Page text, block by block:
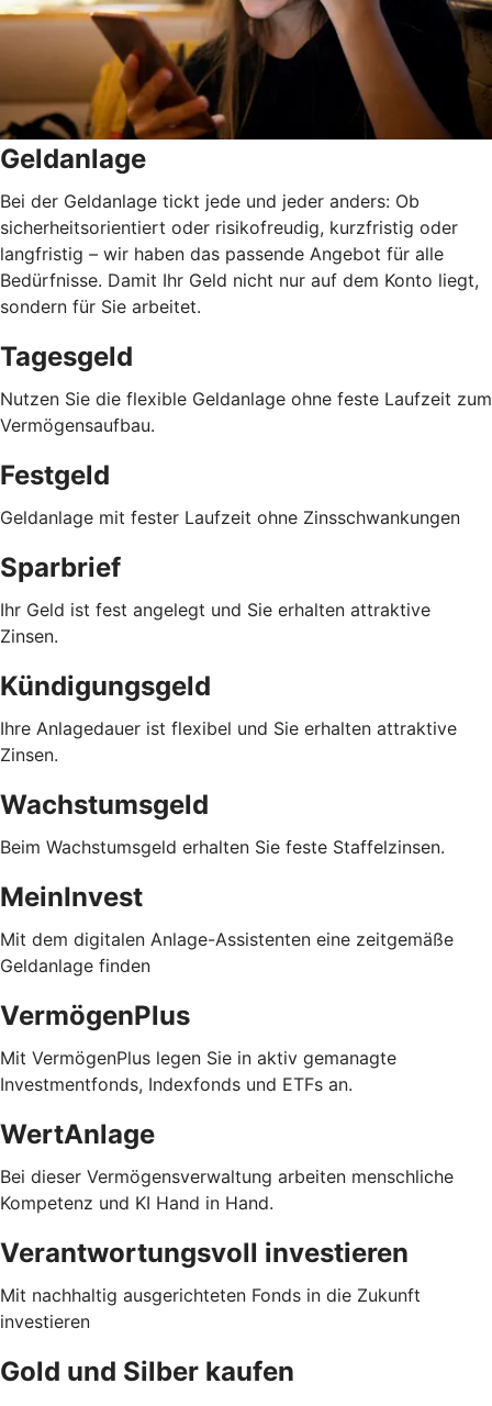
Geldanlage
Bei der Geldanlage tickt jede und jeder anders: Ob
sicherheitsorientiert oder risikofreudig, kurzfristig oder
langfristig – wir haben das passende Angebot für alle
Bedürfnisse. Damit Ihr Geld nicht nur auf dem Konto liegt,
sondern für Sie arbeitet.
Tagesgeld
Nutzen Sie die flexible Geldanlage ohne feste Laufzeit zum
Vermögensaufbau.
Festgeld
Geldanlage mit fester Laufzeit ohne Zinsschwankungen
Sparbrief
Ihr Geld ist fest angelegt und Sie erhalten attraktive
Zinsen.
Kündigungsgeld
Ihre Anlagedauer ist flexibel und Sie erhalten attraktive
Zinsen.
Wachstumsgeld
Beim Wachstumsgeld erhalten Sie feste Staffelzinsen.
MeinInvest
Mit dem digitalen Anlage-Assistenten eine zeitgemäße
Geldanlage finden
VermögenPlus
Mit VermögenPlus legen Sie in aktiv gemanagte
Investmentfonds, Indexfonds und ETFs an.
WertAnlage
Bei dieser Vermögensverwaltung arbeiten menschliche
Kompetenz und KI Hand in Hand.
Verantwortungsvoll investieren
Mit nachhaltig ausgerichteten Fonds in die Zukunft
investieren
Gold und Silber kaufen